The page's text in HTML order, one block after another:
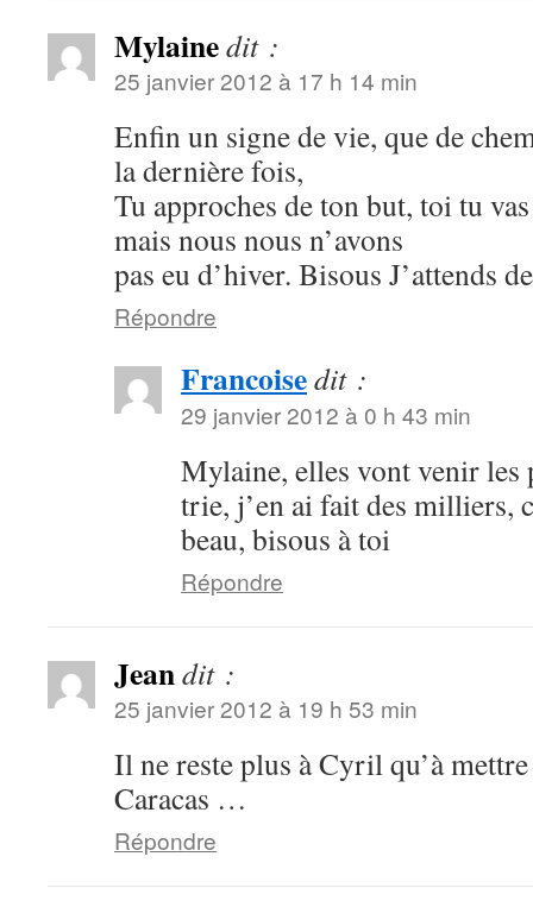
Mylainedit :
25 janvier 2012 à 17 h 14 min
Enfin un signe de vie, que de
la dernière fois,
Tu approches de ton but, toi tu
mais nous nous n’avons
pas eu d’hiver. Bisous J’attends
Répondre
Francoisedit :
29 janvier 2012 à 0 h 43 min
Mylaine, elles vont venir les
trie, j’en ai fait des milliers,
beau, bisous à toi
Répondre
Jeandit :
25 janvier 2012 à 19 h 53 min
Il ne reste plus à Cyril qu’à
Caracas …
Répondre